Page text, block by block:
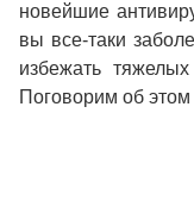
новейшие
вы все-таки
избежать
Поговорим об